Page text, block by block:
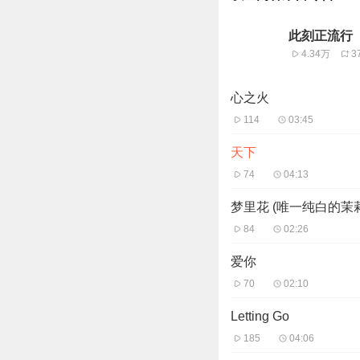
此刻正流行
4.34万
心之火
114 03:45
天下
74 04:13
梦里花 (唯一纯白的茉
84 02:26
爱你
70 02:10
Letting Go
185 04:06